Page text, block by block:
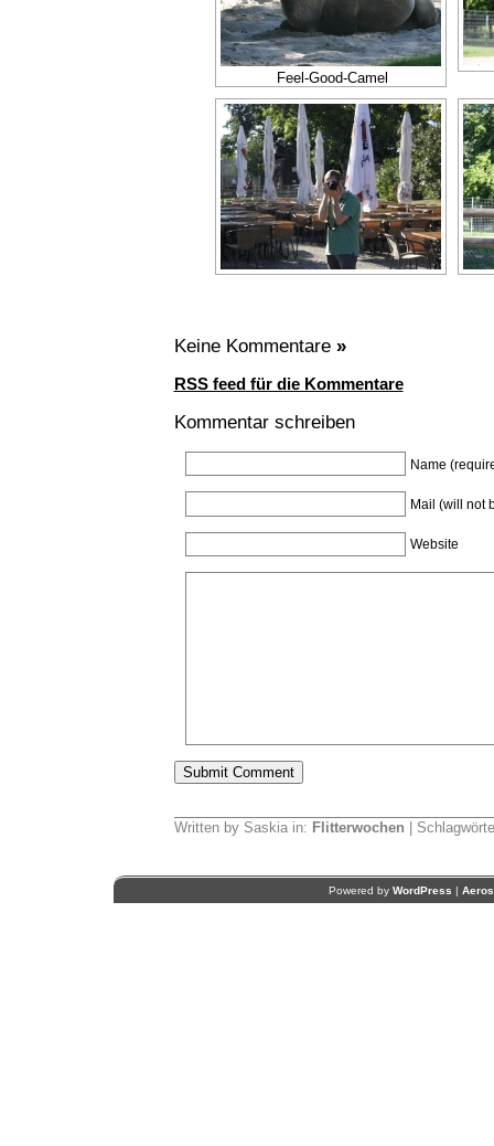
Feel-Good-Camel
Keine Kommentare »
RSS feed für die Kommentare
Kommentar schreiben
Name
Mail (will not
Website
Written by Saskia in: Flitterwochen |
Powered by WordPress |